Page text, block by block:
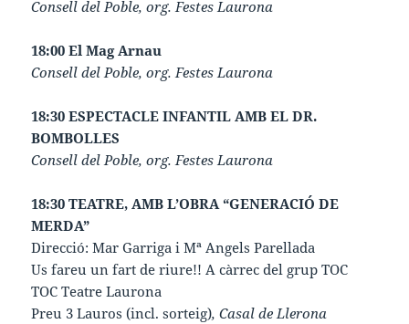
Consell del Poble, org. Festes Laurona
18:00 El Mag Arnau
Consell del Poble, org. Festes Laurona
18:30 ESPECTACLE INFANTIL AMB EL DR.
BOMBOLLES
Consell del Poble, org. Festes Laurona
18:30 TEATRE, AMB L’OBRA “GENERACIÓ DE
MERDA”
Direcció: Mar Garriga i Mª Angels Parellada
Us fareu un fart de riure!! A càrrec del grup TOC
TOC Teatre Laurona
Preu 3 Lauros (incl. sorteig), Casal de Llerona